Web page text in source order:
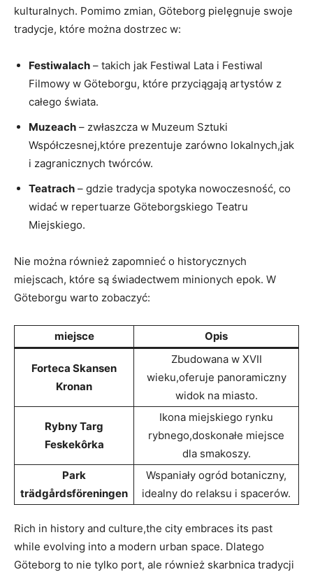
kulturalnych. Pomimo zmian, Göteborg pielęgnuje swoje
tradycje, które można dostrzec w:
Festiwalach – takich jak Festiwal Lata i Festiwal
Filmowy w Göteborgu, które przyciągają artystów z
całego świata.
Muzeach – zwłaszcza w Muzeum Sztuki
Współczesnej,które prezentuje zarówno lokalnych,jak
i zagranicznych twórców.
Teatrach – gdzie tradycja spotyka nowoczesność, co
widać w repertuarze Göteborgskiego Teatru
Miejskiego.
Nie można również zapomnieć o historycznych
miejscach, które są świadectwem minionych epok. W
Göteborgu warto zobaczyć:
miejsce Opis
Forteca Skansen
Kronan
Zbudowana w XVII
wieku,oferuje panoramiczny
widok na miasto.
Rybny Targ
Feskekôrka
Ikona miejskiego rynku
rybnego,doskonałe miejsce
dla smakoszy.
Park
trädgårdsföreningen
Wspaniały ogród botaniczny,
idealny do relaksu i spacerów.
Rich in history and culture,the city embraces its past
while evolving into a modern urban space. Dlatego
Göteborg to nie tylko port, ale również skarbnica tradycji